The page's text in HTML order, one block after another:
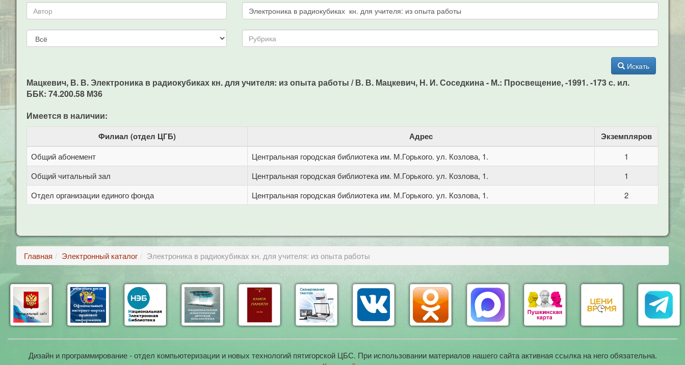
Искать
Мацкевич, В. В. Электроника в радиокубиках кн. для учителя: из опыта работы / В. В. Мацкевич, Н. И. Соседкина - М.: Просвещение, -1991. -173 с. ил.
ББК: 74.200.58 М36
Имеется в наличии:
Филиал (отдел ЦГБ) Адрес Экземпляров
Общий абонемент Центральная городская библиотека им. М.Горького. ул. Козлова, 1.
1
Общий читальный зал
Центральная городская библиотека им. М.Горького. ул. Козлова, 1.
1
Отдел организации единого фонда
Центральная городская библиотека им. М.Горького. ул. Козлова, 1. 2
Главная Электронный каталог Электроника в радиокубиках кн. для учителя: из опыта работы
Дизайн и программирование - отдел компьютеризации и новых технологий пятигорской ЦБС. При использовании материалов нашего сайта активная ссылка на него обязательна.